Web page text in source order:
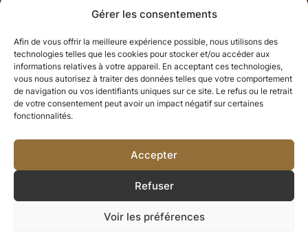
Gérer les consentements
Afin de vous offrir la meilleure expérience possible, nous utilisons des
technologies telles que les cookies pour stocker et/ou accéder aux
informations relatives à votre appareil. En acceptant ces technologies,
vous nous autorisez à traiter des données telles que votre comportement
de navigation ou vos identifiants uniques sur ce site. Le refus ou le retrait
de votre consentement peut avoir un impact négatif sur certaines
fonctionnalités.
Accepter
Refuser
Voir les préférences
Ce que nous avons apprécié, nous
ne pouvons jamais le perdre.Tout
ce que nous aimons profondément
devient une partie de nous-mêmes.